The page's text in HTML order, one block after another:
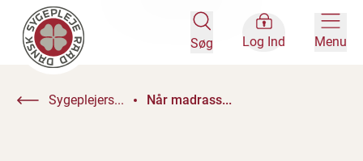
Søg Log Ind Menu
Sygeplejers... Når madrass...